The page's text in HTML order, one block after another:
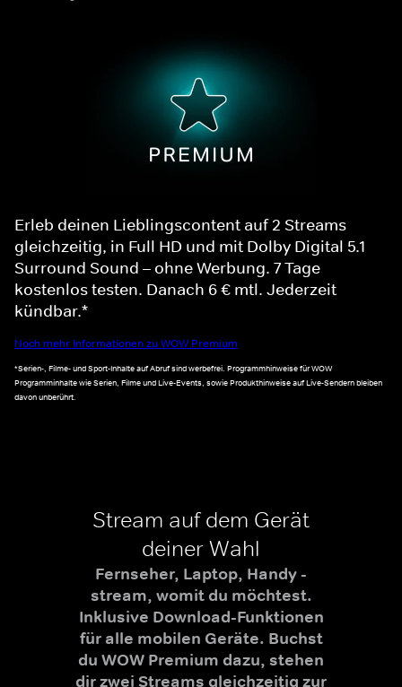
Erleb deinen Lieblingscontent auf 2 Streams
gleichzeitig, in Full HD und mit Dolby Digital 5.1
Surround Sound – ohne Werbung. 7 Tage
kostenlos testen. Danach 6 € mtl. Jederzeit
kündbar.*
Noch mehr Informationen zu WOW Premium
*Serien-, Filme- und Sport-Inhalte auf Abruf sind werbefrei. Programmhinweise für WOW
Programminhalte wie Serien, Filme und Live-Events, sowie Produkthinweise auf Live-Sendern bleiben
davon unberührt.
Stream auf dem Gerät
deiner Wahl
Fernseher, Laptop, Handy -
stream, womit du möchtest.
Inklusive Download-Funktionen
für alle mobilen Geräte. Buchst
du WOW Premium dazu, stehen
dir zwei Streams gleichzeitig zur